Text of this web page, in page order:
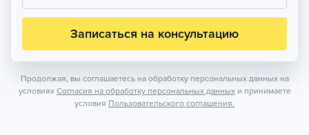
Записаться на консультацию
Продолжая, вы соглашаетесь на обработку персональных данных на
условиях Согласия на обработку персональных данных и принимаете
условия Пользовательского соглашения.